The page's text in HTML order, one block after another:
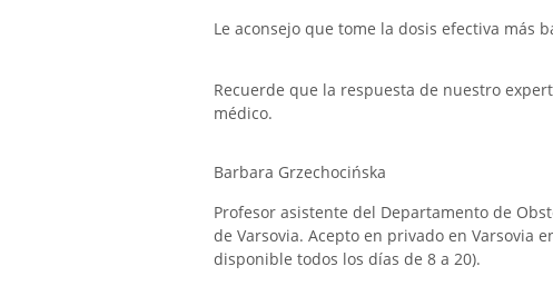
Le aconsejo que tome la dosis efectiva más
Recuerde que la respuesta de nuestro
médico.
Barbara Grzechocińska
Profesor asistente del Departamento de
de Varsovia. Acepto en privado en Varsovia
disponible todos los días de 8 a 20).